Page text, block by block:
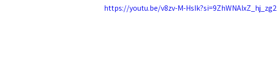
https://youtu.be/v8zv-M-HsIk?si=9ZhWNAIxZ_hj_zg2